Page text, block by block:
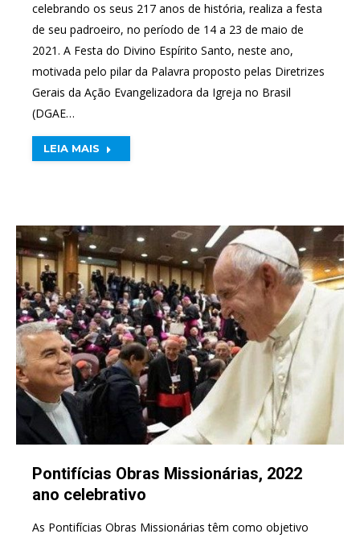
celebrando os seus 217 anos de história, realiza a festa
de seu padroeiro, no período de 14 a 23 de maio de
2021. A Festa do Divino Espírito Santo, neste ano,
motivada pelo pilar da Palavra proposto pelas Diretrizes
Gerais da Ação Evangelizadora da Igreja no Brasil
(DGAE…
LEIA MAIS
Pontifícias Obras Missionárias, 2022
ano celebrativo
As Pontifícias Obras Missionárias têm como objetivo